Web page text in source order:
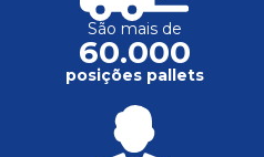
São mais de
60.000
posições pallets